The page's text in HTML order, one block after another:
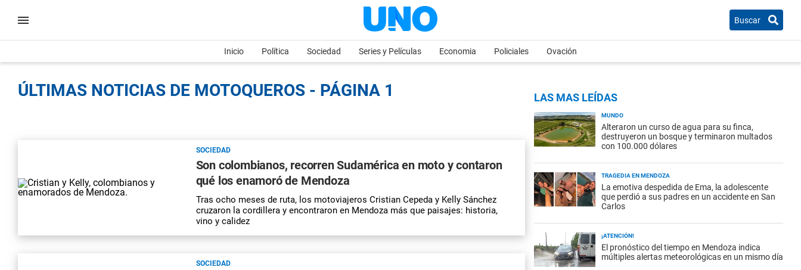
Buscar
Inicio Política Sociedad Series y Películas Economia Policiales Ovación
ÚLTIMAS NOTICIAS DE MOTOQUEROS - PÁGINA 1
SOCIEDAD
Son colombianos, recorren Sudamérica en moto y contaron
qué los enamoró de Mendoza
Tras ocho meses de ruta, los motoviajeros Cristian Cepeda y Kelly Sánchez
cruzaron la cordillera y encontraron en Mendoza más que paisajes: historia,
vino y calidez
SOCIEDAD
LAS MAS LEÍDAS
MUNDO
Alteraron un curso de agua para su finca,
destruyeron un bosque y terminaron multados
con 100.000 dólares
TRAGEDIA EN MENDOZA
La emotiva despedida de Ema, la adolescente
que perdió a sus padres en un accidente en San
Carlos
¡ATENCIÓN!
El pronóstico del tiempo en Mendoza indica
múltiples alertas meteorológicas en un mismo día